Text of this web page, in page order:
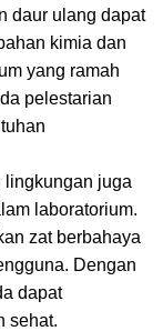
daur ulang dapat
kimia dan
yang ramah
pelestarian
lingkungan juga
laboratorium.
zat berbahaya
Dengan
dapat
sehat.